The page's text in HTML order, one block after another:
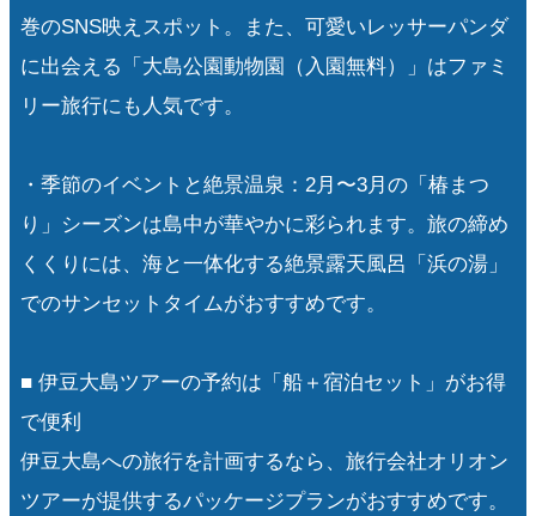
巻のSNS映えスポット。また、可愛いレッサーパンダ
に出会える「大島公園動物園（入園無料）」はファミ
リー旅行にも人気です。
・季節のイベントと絶景温泉：2月〜3月の「椿まつ
り」シーズンは島中が華やかに彩られます。旅の締め
くくりには、海と一体化する絶景露天風呂「浜の湯」
でのサンセットタイムがおすすめです。
■ 伊豆大島ツアーの予約は「船＋宿泊セット」がお得
で便利
伊豆大島への旅行を計画するなら、旅行会社オリオン
ツアーが提供するパッケージプランがおすすめです。